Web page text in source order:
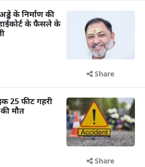
के निर्माण की
के फैसले के
Share
25 फीट गहरी
मौत
Share